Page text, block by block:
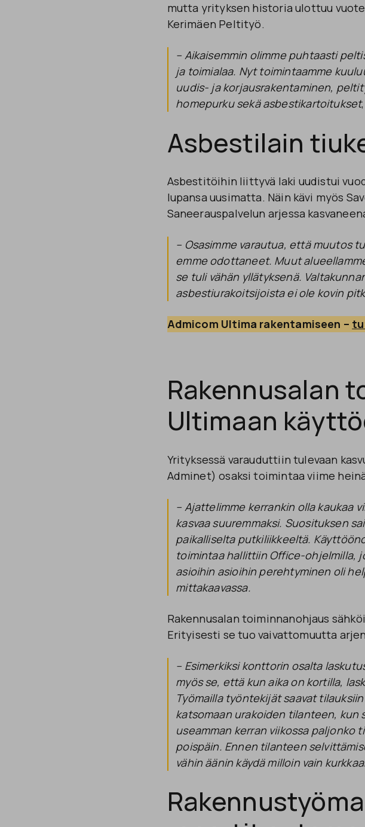
mutta yrityksen historia ulottuu
Kerimäen Peltityö.
– Aikaisemmin olimme puhtaasti
ja toimialaa. Nyt toimintaamme
uudis- ja korjausrakentaminen,
homepurku sekä asbestikartoitukset
Asbestilain
Asbestitöihin liittyvä laki uudistui
lupansa uusimatta. Näin kävi myös
Saneerauspalvelun arjessa
– Osasimme varautua, että muutos
emme odottaneet. Muut
se tuli vähän yllätyksenä.
asbestiurakoitsijoista ei ole kovin
Admicom Ultima rakentamiseen –
Rakennusalan
Ultimaan
Yrityksessä varauduttiin tulevaan
Adminet) osaksi toimintaa viime
– Ajattelimme kerrankin olla kaukaa
kasvaa suuremmaksi. Suosituksen
paikalliselta putkiliikkeeltä.
toimintaa hallittiin Office-ohjelmilla,
asioihin asioihin perehtyminen oli
mittakaavassa.
Rakennusalan toiminnanohjaus
Erityisesti se tuo vaivattomuutta
– Esimerkiksi konttorin osalta
myös se, että kun aika on kortilla,
Työmailla työntekijät saavat
katsomaan urakoiden tilanteen, kun
useamman kerran viikossa paljonko
poispäin. Ennen tilanteen
vähin äänin käydä milloin vain